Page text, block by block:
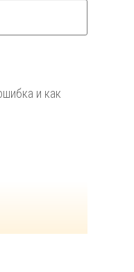
и как